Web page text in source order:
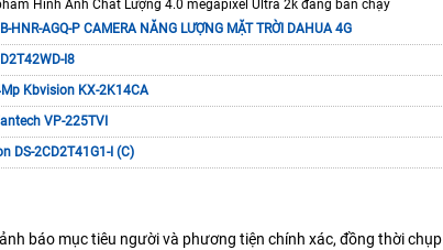
Hình Ành Chất Lượng 4.0 megapixel Ultra 2k đang bán chạy
HNR-AGQ-P CAMERA NĂNG LƯỢNG MẶT TRỜI DAHUA 4G
I8
Kbvision KX-2K14CA
VP-225TVI
DS-2CD2T41G1-I (C)
báo mục tiêu người và phương tiện chính xác, đồng thời chụp